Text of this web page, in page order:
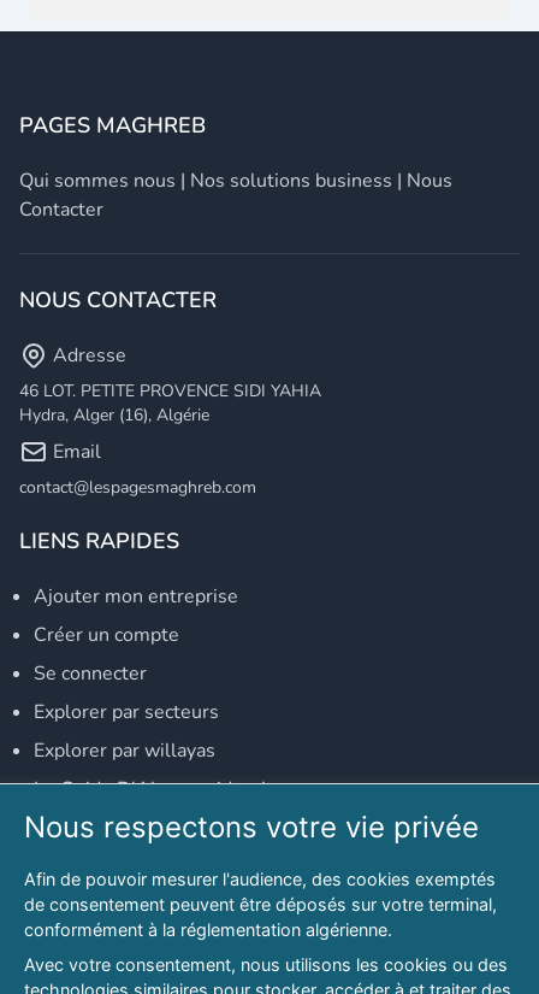
PAGES MAGHREB
Qui sommes nous | Nos solutions business | Nous
Contacter
NOUS CONTACTER
Adresse
46 LOT. PETITE PROVENCE SIDI YAHIA
Hydra, Alger (16), Algérie
Email
contact@lespagesmaghreb.com
LIENS RAPIDES
Ajouter mon entreprise
Créer un compte
Se connecter
Explorer par secteurs
Explorer par willayas
Le Guide D'Alger, guide-alger.com
NOS RÉSEAUX SOCIAUX
Notre page Facebook
Notre page LinkedIn
Notre page Instagram
Nous respectons votre vie privée
Afin de pouvoir mesurer l'audience, des cookies exemptés
de consentement peuvent être déposés sur votre terminal,
conformément à la réglementation algérienne.
Avec votre consentement, nous utilisons les cookies ou des
technologies similaires pour stocker, accéder à et traiter des